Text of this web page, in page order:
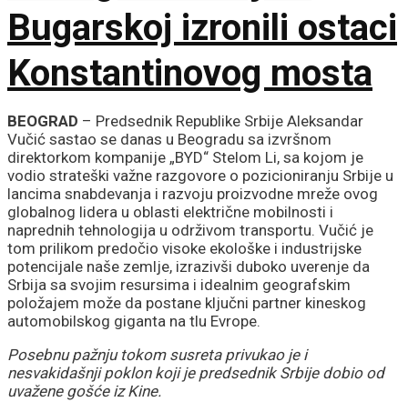
Bugarskoj izronili ostaci
Konstantinovog mosta
BEOGRAD – Predsednik Republike Srbije Aleksandar
Vučić sastao se danas u Beogradu sa izvršnom
direktorkom kompanije „BYD“ Stelom Li, sa kojom je
vodio strateški važne razgovore o pozicioniranju Srbije u
lancima snabdevanja i razvoju proizvodne mreže ovog
globalnog lidera u oblasti električne mobilnosti i
naprednih tehnologija u održivom transportu. Vučić je
tom prilikom predočio visoke ekološke i industrijske
potencijale naše zemlje, izrazivši duboko uverenje da
Srbija sa svojim resursima i idealnim geografskim
položajem može da postane ključni partner kineskog
automobilskog giganta na tlu Evrope.
Posebnu pažnju tokom susreta privukao je i
nesvakidašnji poklon koji je predsednik Srbije dobio od
uvažene gošće iz Kine.